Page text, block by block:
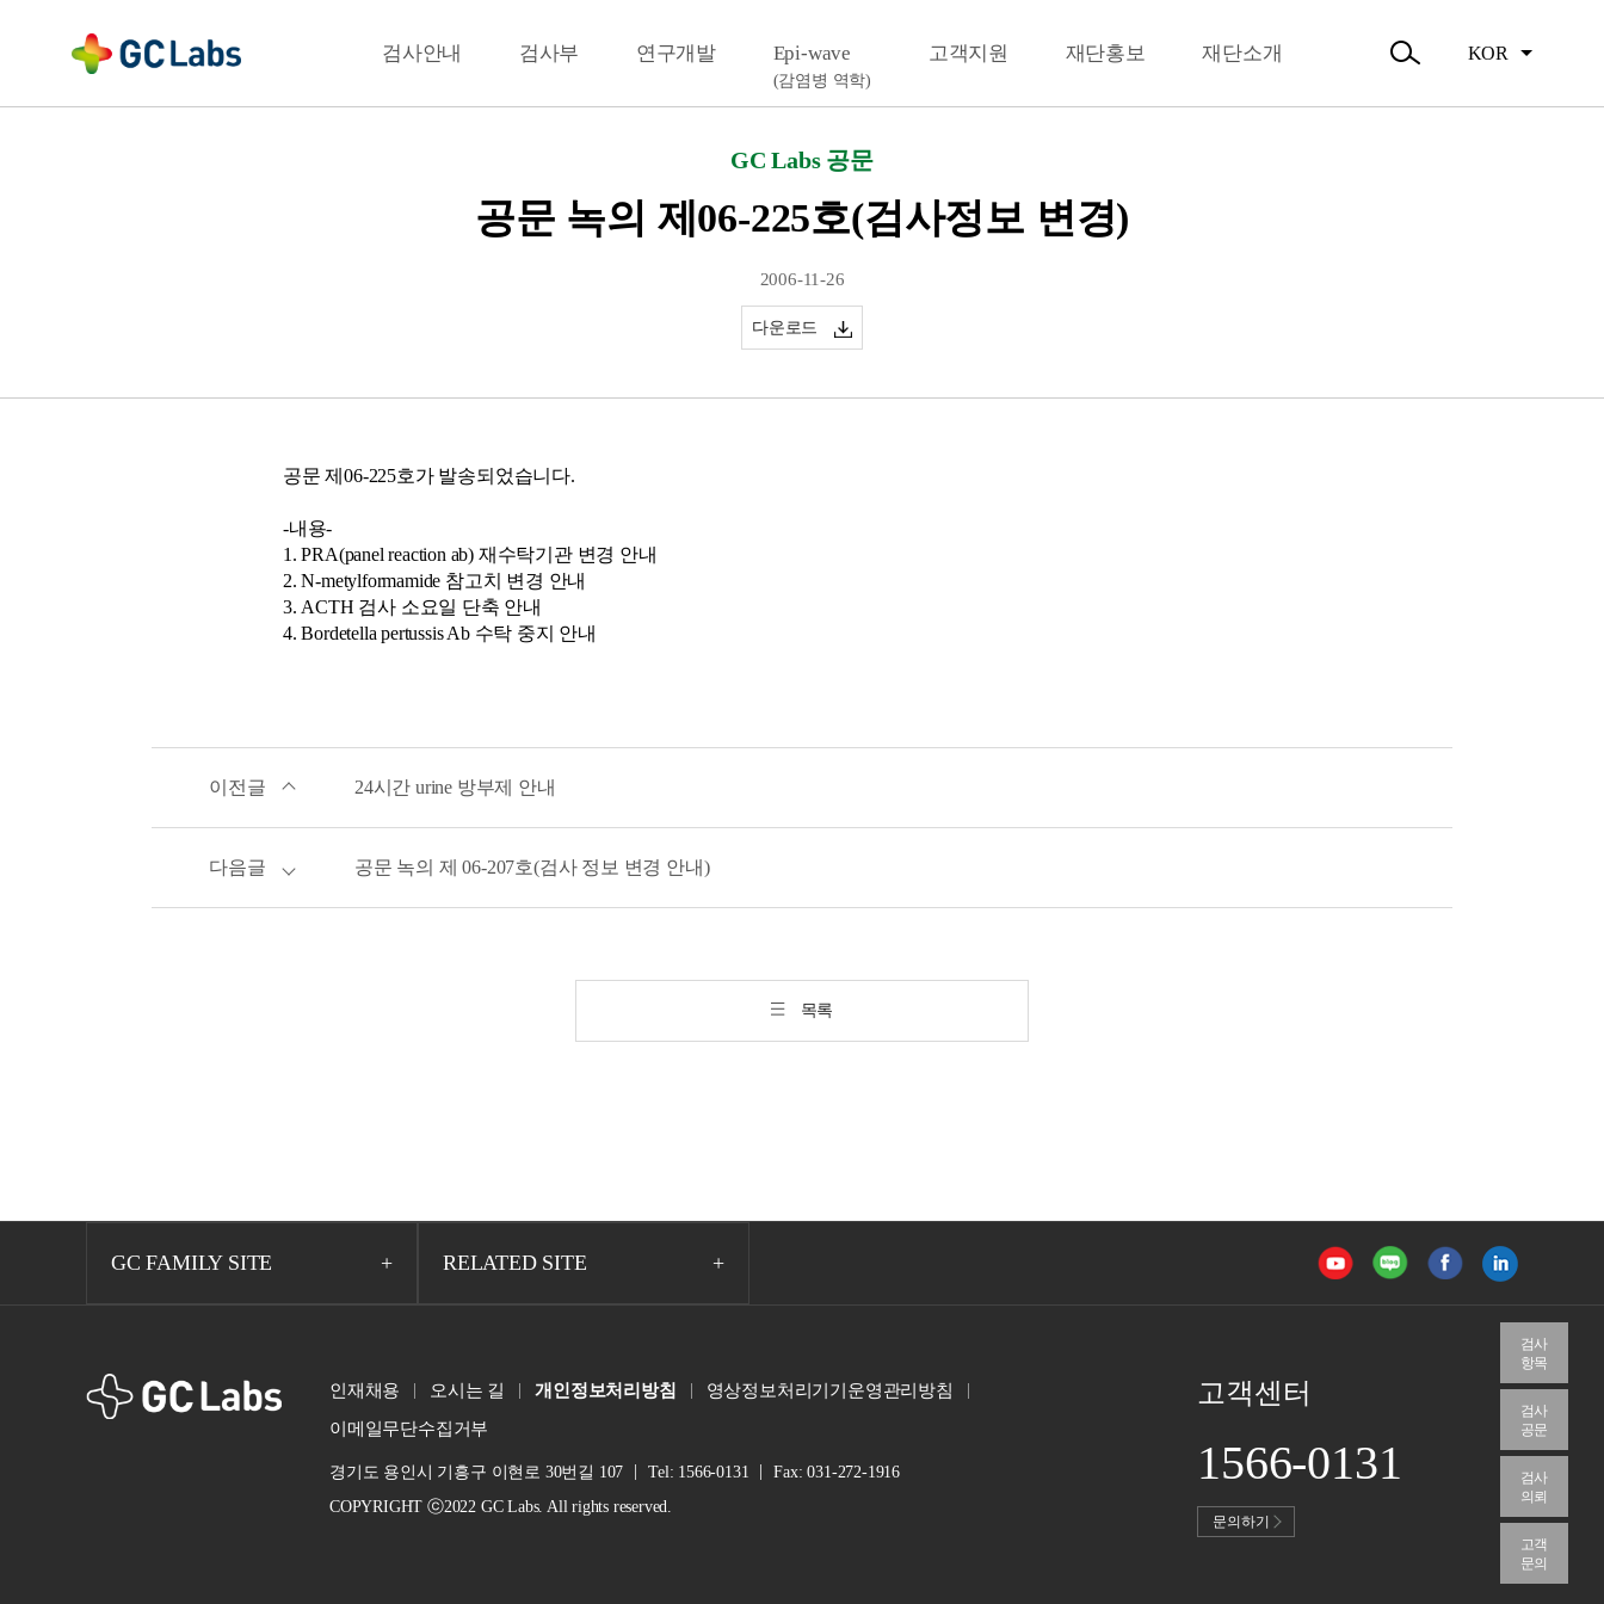
뉴
검사안내
결과확인 검사부 연구개발 Epi-wave
(감염병 역학)
고객지원 재단홍보
활동소식
재단소개
검
열
KOR
GC Labs 공문
공문 녹의 제06-225호(검사정보 변경)
2006-11-26
다운로드
공문 제06-225호가 발송되었습니다.
-내용-
1. PRA(panel reaction ab) 재수탁기관 변경 안내
2. N-metylformamide 참고치 변경 안내
3. ACTH 검사 소요일 단축 안내
4. Bordetella pertussis Ab 수탁 중지 안내
이전글 24시간 urine 방부제 안내
다음글 공문 녹의 제 06-207호(검사 정보 변경 안내)
목록
검사
항목
검사
공문
검사
의뢰
고객
문의
GC FAMILY SITE RELATED SITE
GCLabs 인재채용 오시는 길 개인정보처리방침
영상정보처리기기운영관리방침
이메일무단수집거부
경기도 용인시 기흥구 이현로 30번길 107 Tel: 1566-0131
Fax: 031-272-1916
COPYRIGHT ⓒ2022 GC Labs. All rights reserved.
고객센터
1566-0131
문의하기